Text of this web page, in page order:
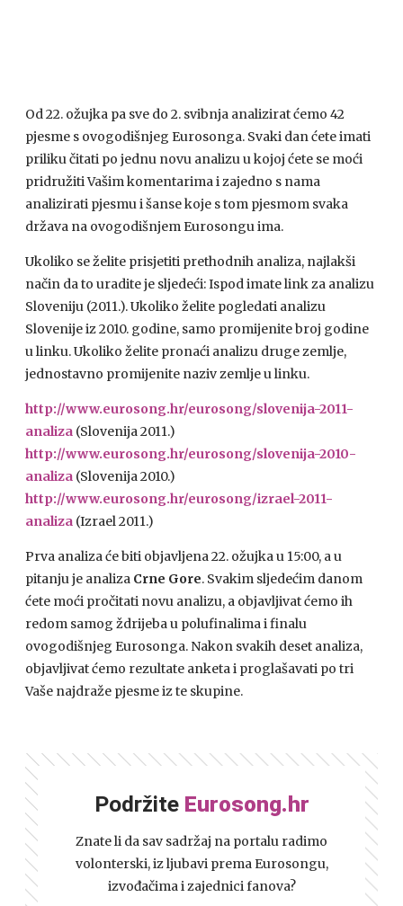
Od 22. ožujka pa sve do 2. svibnja analizirat ćemo 42
pjesme s ovogodišnjeg Eurosonga. Svaki dan ćete imati
priliku čitati po jednu novu analizu u kojoj ćete se moći
pridružiti Vašim komentarima i zajedno s nama
analizirati pjesmu i šanse koje s tom pjesmom svaka
država na ovogodišnjem Eurosongu ima.
Ukoliko se želite prisjetiti prethodnih analiza, najlakši
način da to uradite je sljedeći: Ispod imate link za analizu
Sloveniju (2011.). Ukoliko želite pogledati analizu
Slovenije iz 2010. godine, samo promijenite broj godine
u linku. Ukoliko želite pronaći analizu druge zemlje,
jednostavno promijenite naziv zemlje u linku.
http://www.eurosong.hr/eurosong/slovenija-2011-
analiza (Slovenija 2011.)
http://www.eurosong.hr/eurosong/slovenija-2010-
analiza (Slovenija 2010.)
http://www.eurosong.hr/eurosong/izrael-2011-
analiza (Izrael 2011.)
Prva analiza će biti objavljena 22. ožujka u 15:00, a u
pitanju je analiza Crne Gore. Svakim sljedećim danom
ćete moći pročitati novu analizu, a objavljivat ćemo ih
redom samog ždrijeba u polufinalima i finalu
ovogodišnjeg Eurosonga. Nakon svakih deset analiza,
objavljivat ćemo rezultate anketa i proglašavati po tri
Vaše najdraže pjesme iz te skupine.
Podržite Eurosong.hr
Znate li da sav sadržaj na portalu radimo
volonterski, iz ljubavi prema Eurosongu,
izvođačima i zajednici fanova?